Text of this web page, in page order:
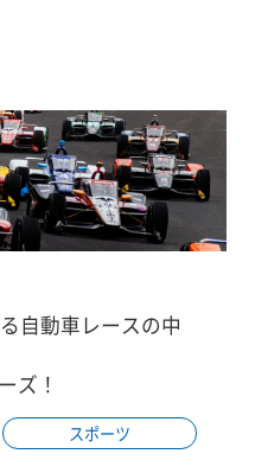
自動車レースの中
ズ！
スポーツ